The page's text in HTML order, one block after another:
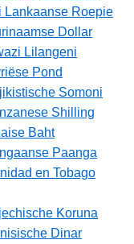
Lankaanse Roepie
Dollar
Lilangeni
Pond
Somoni
Shilling
Baht
Paanga
en Tobago
Koruna
Dinar